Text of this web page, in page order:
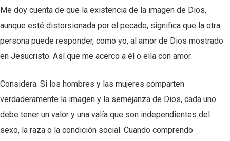
Me doy cuenta de que la existencia de la imagen de Dios,
aunque esté distorsionada por el pecado, significa que la otra
persona puede responder, como yo, al amor de Dios mostrado
en Jesucristo. Así que me acerco a él o ella con amor.
Considera. Si los hombres y las mujeres comparten
verdaderamente la imagen y la semejanza de Dios, cada uno
debe tener un valor y una valía que son independientes del
sexo, la raza o la condición social. Cuando comprendo